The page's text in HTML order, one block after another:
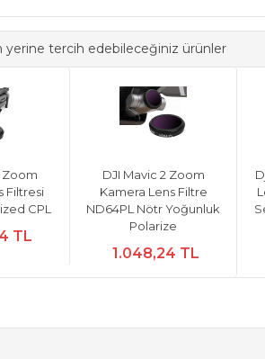
yerine tercih edebileceğiniz ürünler
Zoom
Filtresi
CPL
TL
DJI Mavic 2 Zoom
Kamera Lens Filtre
ND64PL Nötr Yoğunluk
Polarize
1.048,24 TL